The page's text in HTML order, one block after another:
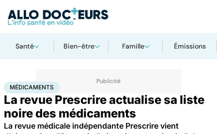
Santé Bien-être Famille Émissions
AccueilSantéMédicaments Médicaments
MÉDICAMENTS
La revue Prescrire actualise sa liste
noire des médicaments
La revue médicale indépendante Prescrire vient